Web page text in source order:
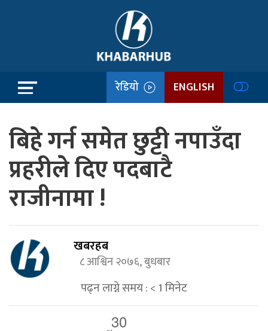
रेडियो ENGLISH
बिहे गर्न समेत छुट्टी नपाउँदा
प्रहरीले दिए पदबाटै
राजीनामा !
खबरहब
८ आश्विन २०७६, बुधबार
पढ्न लाग्ने समय :< 1मिनेट
30